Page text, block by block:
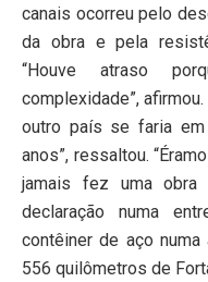
canais ocorreu pelo
da obra e pela
“Houve atraso
complexidade”,
outro país se faria
anos”, ressaltou.
jamais fez uma obra
declaração numa
contêiner de aço
556 quilômetros de